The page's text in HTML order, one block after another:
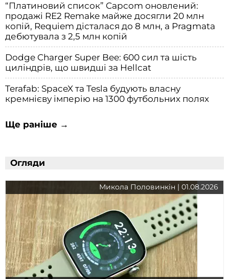
“Платиновий список” Capcom оновлений:
продажі RE2 Remake майже досягли 20 млн
копій, Requiem дісталася до 8 млн, а Pragmata
дебютувала з 2,5 млн копій
Dodge Charger Super Bee: 600 сил та шість
циліндрів, що швидші за Hellcat
Terafab: SpaceX та Tesla будують власну
кремнієву імперію на 1300 футбольних полях
Ще раніше →
Огляди
Микола Половинкін | 01.08.2026